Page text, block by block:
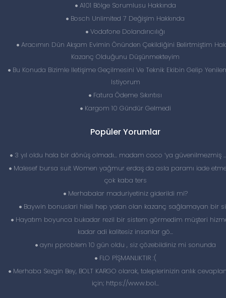
A101 Bölge Sorumlusu Hakkında
Bosch Unlimited 7 Değişim Hakkında
Vodafone Dolandırıcılığı
Aracımın Dün Akşam Evimin Önünden Çekildiğini Belirtmiştim
Kazanç Olduğunu Düşünmekteyim
Bu Konuda Bizimle Iletişime Geçilmesini Ve Teknik Ekibin Gelip
Istiyorum
Fatura Ödeme Sıkıntısı
Kargom 10 Gündür Gelmedi
Popüler Yorumlar
3 yıl oldu hala bir dönüş olmadı… madam coco ‘ya güvenilmezmiş
Malesef bursa suit Women yağmur erdaş da asla paramı iade
çok kaba ters
Merhabalar maduriyetiniz giderildi mi?
Baywin bonuslari hileli hep yalan olan kazanç sağlamayan bir
Hayatım boyunca bukadar rezil bir sistem görmedim müşteri
kadar adi kalitesiz insanlar gö...
aynı pproblem 10 gün oldu , siz çözebildiniz mi sonunda
FLO PİŞMANLIKTIR :(
Merhaba Sezgin Bey, BOLT KARGO olarak, taleplerinizin anlık
için; https://www.bol...